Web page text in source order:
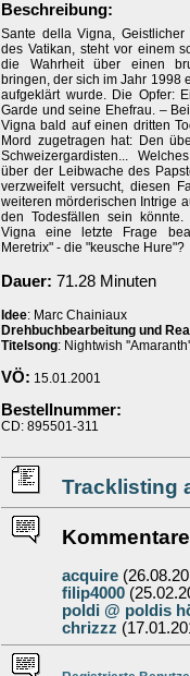
Beschreibung:
Sante della Vigna,
des Vatikan, steht vor einem
die Wahrheit über einen
bringen, der sich im Jahr 1998
aufgeklärt wurde. Die Opfer:
Garde und seine Ehefrau. –
Vigna bald auf einen dritten
Mord zugetragen hat: Den
Schweizergardisten...
über der Leibwache des
verzweifelt versucht, diesen
weiteren mörderischen Intrige
den Todesfällen sein
Vigna eine letzte Frage
Meretrix" - die "keusche Hure"?
Dauer: 71.28 Minuten
Idee: Marc Chainiaux
Drehbuchbearbeitung und
Titelsong: Nightwish
VÖ: 15.01.2001
Bestellnummer:
CD: 895501-311
Tracklisting
Kommentare
acquire
filip4000
poldi @ poldis
chrizzz